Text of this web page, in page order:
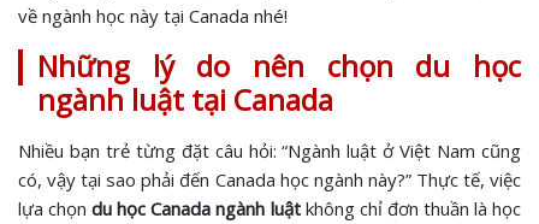
về ngành học này tại Canada nhé!
Những lý do nên chọn du học
ngành luật tại Canada
Nhiều bạn trẻ từng đặt câu hỏi: “Ngành luật ở Việt Nam cũng
có, vậy tại sao phải đến Canada học ngành này?” Thực tế, việc
lựa chọndu học Canada ngành luậtkhông chỉ đơn thuần là học